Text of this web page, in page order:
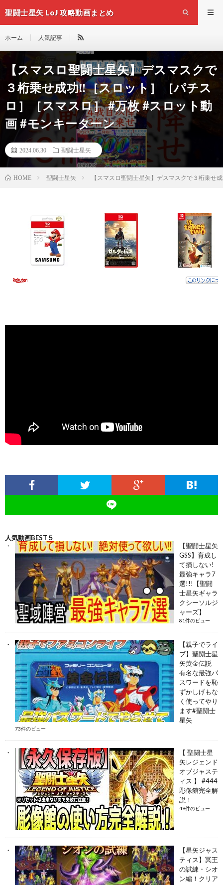
聖闘士星矢 LoJ 攻略動画まとめ
ホーム 人気記事
【スマスロ聖闘士星矢】デスマスクで
３桁乗せ成功‼️［スロット］［パチス
ロ］［スマスロ］ #万枚 #スロット動
画 #モンキーターン
2024.06.30 聖闘士星矢
HOME 聖闘士星矢 【スマスロ聖闘士星矢】デスマスクで３桁乗せ
人気動画BEST５
【聖闘士星矢
GSS】育成し
て損しない!
最強キャラ7
選!!!【聖闘
士星矢ギャラ
クシーソルジ
ャーズ】
81件のビュー
【親子でライ
ブ】聖闘士星
矢黄金伝説
有名な最強パ
スワードを恥
ずかしげもな
く使ってやり
ます#聖闘士
星矢
73件のビュー
【 聖闘士星
矢レジェンド
オブジャステ
ィス 】 #444
彫像館完全解
説！
49件のビュー
【星矢ジャス
ティス】冥王
の試練・シオ
ン編！クリア